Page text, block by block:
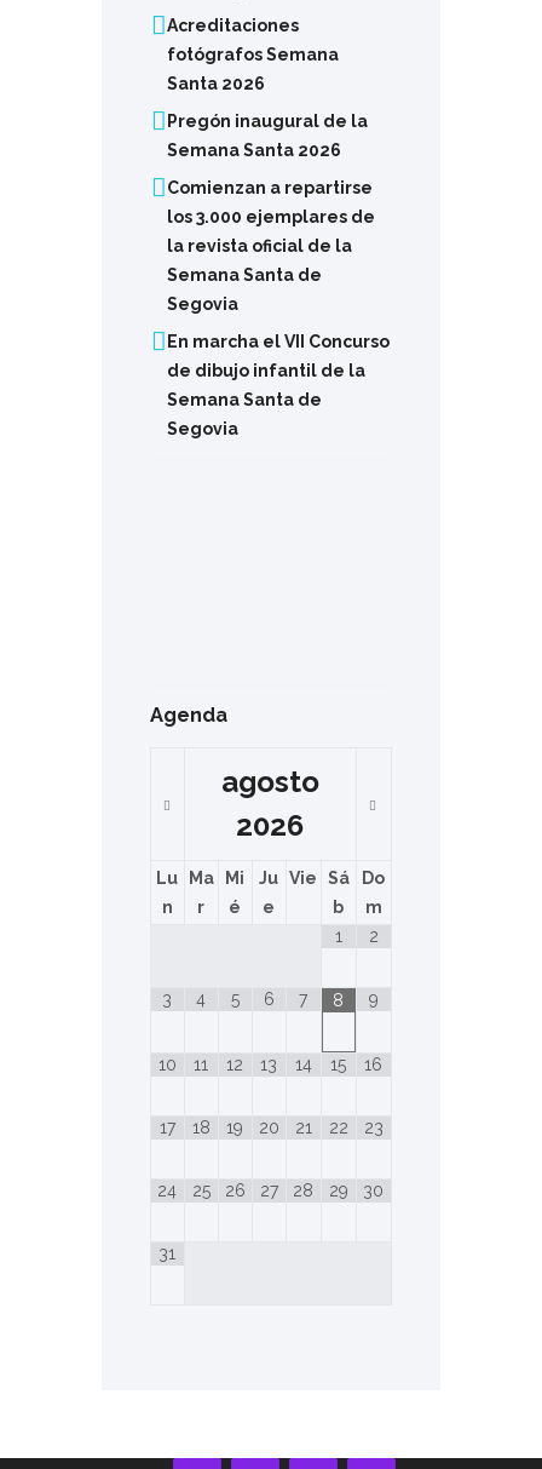
Acreditaciones
fotógrafos Semana
Santa 2026
Pregón inaugural de la
Semana Santa 2026
Comienzan a repartirse
los 3.000 ejemplares de
la revista oficial de la
Semana Santa de
Segovia
En marcha el VII Concurso
de dibujo infantil de la
Semana Santa de
Segovia
Agenda
agosto
2026
Lu
n
Ma
r
Mi
é
Ju
e
Vie
Sá
b
Do
m
1
2
3 4 5 6 7 8 9
10 11 12 13 14 15 16
17 18 19 20 21 22 23
24 25 26 27 28 29 30
31